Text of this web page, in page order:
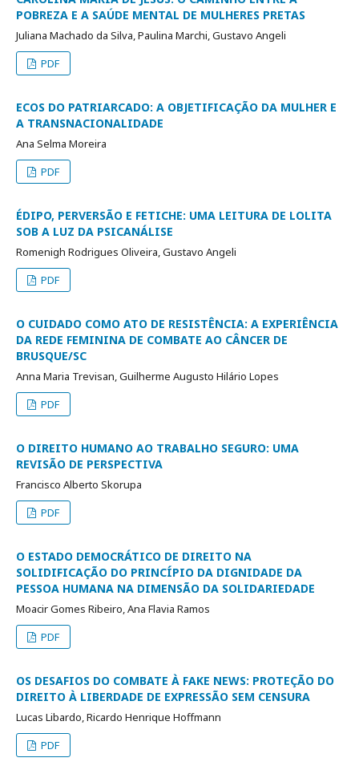
POBREZA E A SAÚDE MENTAL DE MULHERES PRETAS
Juliana Machado da Silva, Paulina Marchi, Gustavo Angeli
PDF
ECOS DO PATRIARCADO: A OBJETIFICAÇÃO DA MULHER E
A TRANSNACIONALIDADE
Ana Selma Moreira
PDF
ÉDIPO, PERVERSÃO E FETICHE: UMA LEITURA DE LOLITA
SOB A LUZ DA PSICANÁLISE
Romenigh Rodrigues Oliveira, Gustavo Angeli
PDF
O CUIDADO COMO ATO DE RESISTÊNCIA: A EXPERIÊNCIA
DA REDE FEMININA DE COMBATE AO CÂNCER DE
BRUSQUE/SC
Anna Maria Trevisan, Guilherme Augusto Hilário Lopes
PDF
O DIREITO HUMANO AO TRABALHO SEGURO: UMA
REVISÃO DE PERSPECTIVA
Francisco Alberto Skorupa
PDF
O ESTADO DEMOCRÁTICO DE DIREITO NA
SOLIDIFICAÇÃO DO PRINCÍPIO DA DIGNIDADE DA
PESSOA HUMANA NA DIMENSÃO DA SOLIDARIEDADE
Moacir Gomes Ribeiro, Ana Flavia Ramos
PDF
OS DESAFIOS DO COMBATE À FAKE NEWS: PROTEÇÃO DO
DIREITO À LIBERDADE DE EXPRESSÃO SEM CENSURA
Lucas Libardo, Ricardo Henrique Hoffmann
PDF